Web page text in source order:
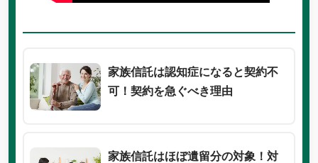
家族信託は認知症になると契約不
可！契約を急ぐべき理由
家族信託はほぼ遺留分の対象！対